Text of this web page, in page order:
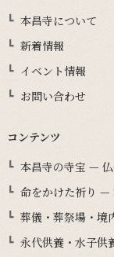
本昌寺について
新着情報
イベント情報
お問い合わせ
コンテンツ
本昌寺の寺宝 —
命をかけた祈り —
葬儀・葬祭場・境
永代供養・水子供